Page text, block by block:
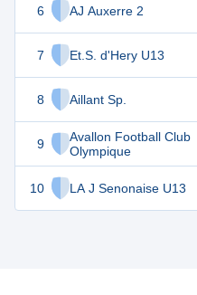
6 AJ Auxerre 2
7 Et.S. d'Hery U13
8 Aillant Sp.
9
Avallon Football Club
Olympique
10 LA J Senonaise U13
11
4
3